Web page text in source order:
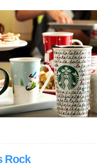
Rock